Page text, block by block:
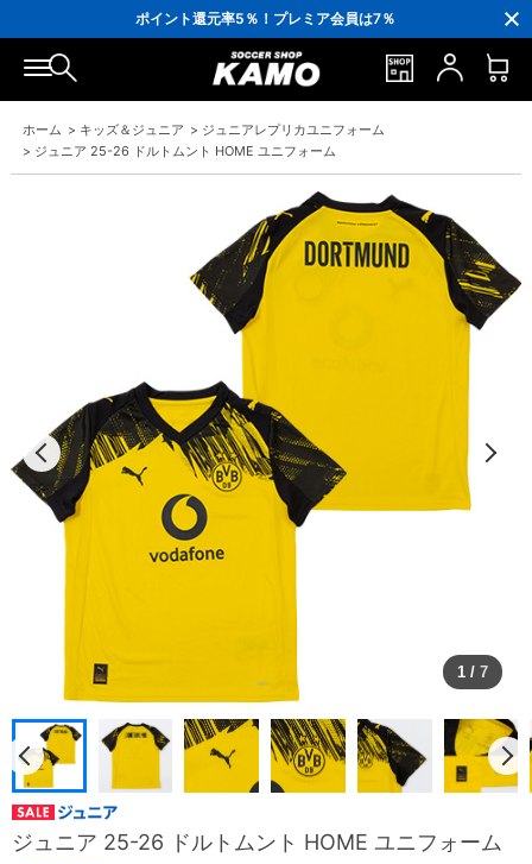
ポイント還元率5％！プレミア会員は7％
会員の方にはお誕生月に「10％OFFクーポン」プレゼント！
16,000円(税込)以上でシューズケースプレゼント！
3,300円(税込)以上で送料無料！
ホーム > キッズ＆ジュニア > ジュニアレプリカユニフォーム
> ジュニア 25-26 ドルトムント HOME ユニフォーム
1 / 7
ジュニア 25-26 ドルトムント HOME ユニフォーム